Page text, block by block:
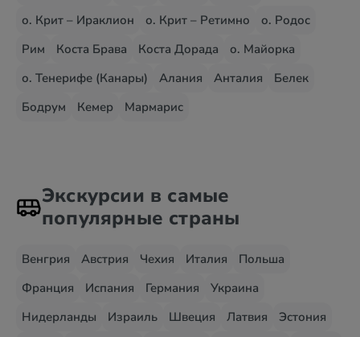
о. Крит – Ираклион
о. Крит – Ретимно
о. Родос
Рим
Коста Брава Коста Дорада
о. Майорка
о. Тенерифе (Канары)
Алания Анталия
Белек
Бодрум
Кемер Мармарис
Экскурсии в самые
популярные страны
Венгрия Австрия Чехия Италия
Польша
Франция
Испания Германия
Украина
Нидерланды
Израиль Швеция Латвия
Эстония